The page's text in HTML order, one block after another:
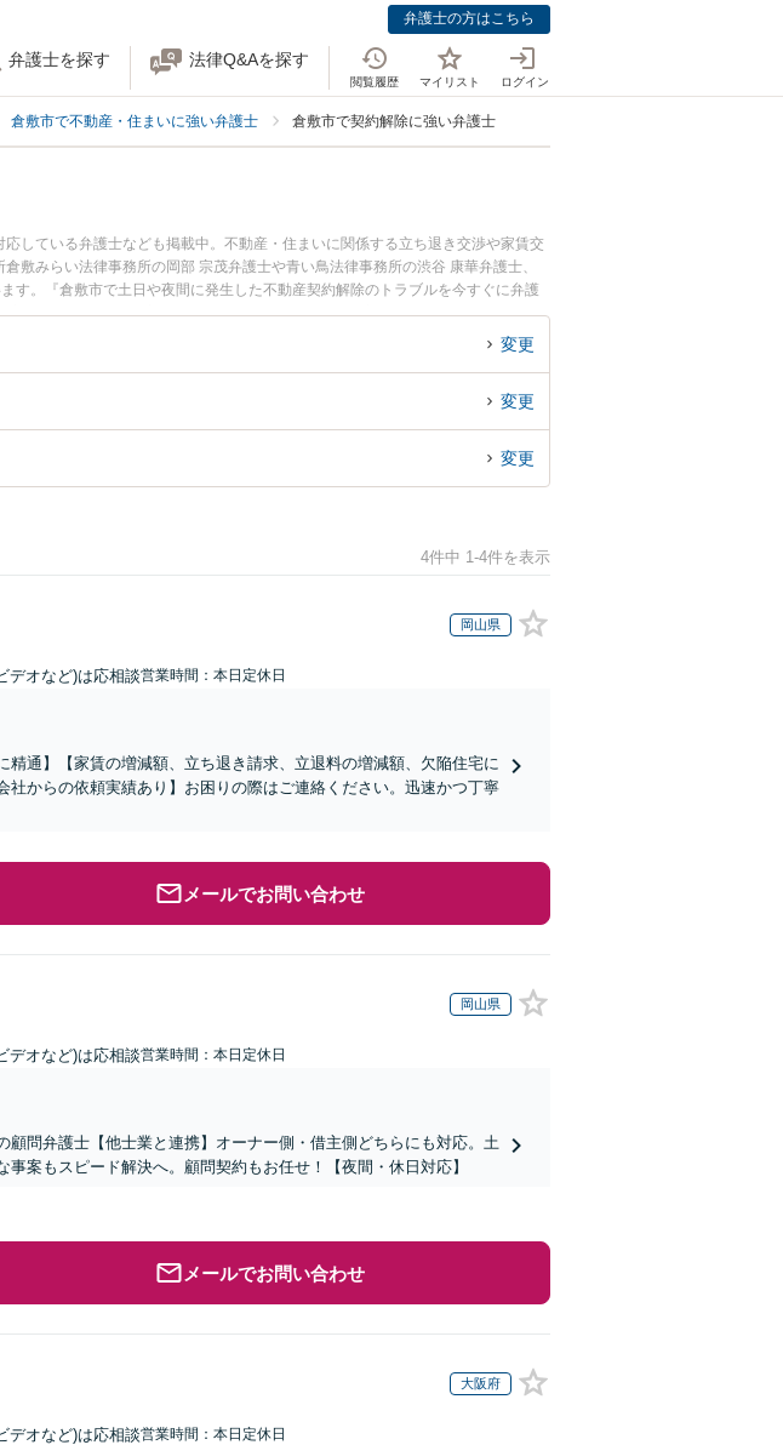
弁護士の方はこちら
弁護士を探す 法律Q&Aを探す
閲覧履歴 マイリスト ログイン
倉敷市で不動産・住まいに強い弁護士 倉敷市で契約解除に強い弁護士
している弁護士なども掲載中。不動産・住まいに関係する立ち退き交渉や家賃交
敷みらい法律事務所の岡部 宗茂弁護士や青い鳥法律事務所の渋谷 康華弁護士、
す。『倉敷市で土日や夜間に発生した不動産契約解除のトラブルを今すぐに弁護
回相談無料で不動産契約解除を法律相談できる倉敷市内の弁護士に相談予約した
変更
変更
変更
4件中 1-4件を表示
岡山県
デオなど)は応相談営業時間：本日定休日
精通】【家賃の増減額、立ち退き請求、立退料の増減額、欠陥住宅に
社からの依頼実績あり】お困りの際はご連絡ください。迅速かつ丁寧
メールでお問い合わせ
岡山県
デオなど)は応相談営業時間：本日定休日
顧問弁護士【他士業と連携】オーナー側・借主側どちらにも対応。土
案もスピード解決へ。顧問契約もお任せ！【夜間・休日対応】
メールでお問い合わせ
大阪府
デオなど)は応相談営業時間：本日定休日